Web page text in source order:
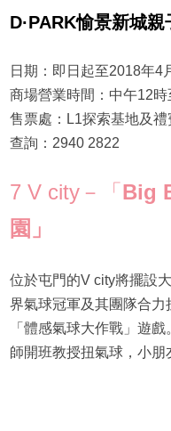
D·PARK愉景新城
日期：即日起至2018年4
商場營業時間：中午12時
售票處：L1探索基地及禮
查詢：2940 2822
7 V city－「 Big
園」
位於屯門的V city將擺設
界氣球冠軍及其團隊合
「體感氣球大作戰」遊
師開班教授扭氣球，小朋